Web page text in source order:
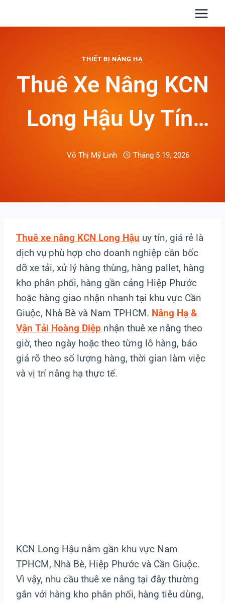
THIẾT BỊ NÂNG HẠ
Thuê Xe Nâng KCN
Long Hậu Uy Tín,
Báo Giá Nhanh
Võ Thị Mỹ Linh Tháng 5 19, 2026
Thuê xe nâng KCN Long Hậu uy tín, giá rẻ là
dịch vụ phù hợp cho doanh nghiệp cần bốc
dỡ xe tải, xử lý hàng thùng, hàng pallet, hàng
kho phân phối, hàng gần cảng Hiệp Phước
hoặc hàng giao nhận nhanh tại khu vực Cần
Giuộc, Nhà Bè và Nam TPHCM. Nâng Hạ &
Vận Tải Hoàng Diệp nhận thuê xe nâng theo
giờ, theo ngày hoặc theo từng lô hàng, báo
giá rõ theo số lượng hàng, thời gian làm việc
và vị trí nâng hạ thực tế.
KCN Long Hậu nằm gần khu vực Nam
TPHCM, Nhà Bè, Hiệp Phước và Cần Giuộc.
Vì vậy, nhu cầu thuê xe nâng tại đây thường
gắn với hàng kho phân phối, hàng tiêu dùng,